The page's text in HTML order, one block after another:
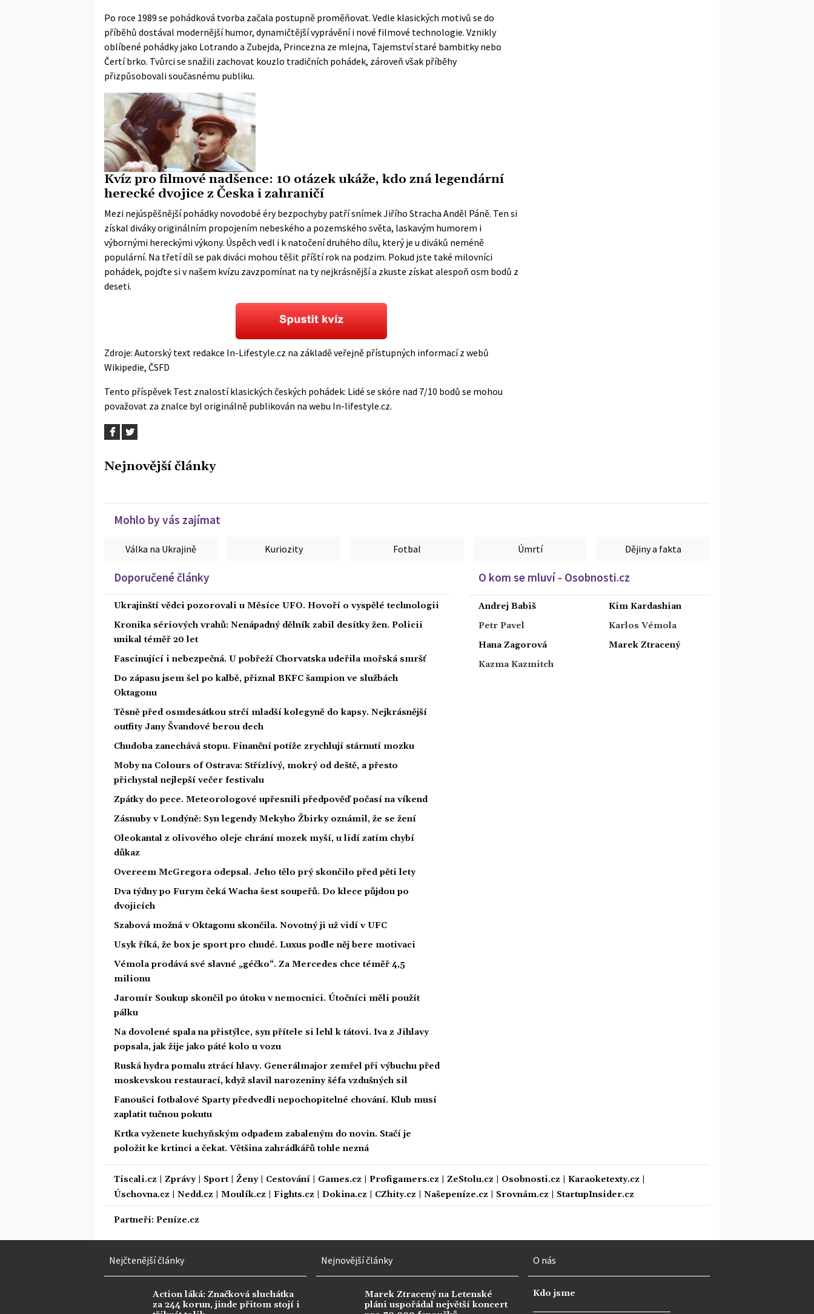
Po roce 1989 se pohádková tvorba začala postupně proměňovat. Vedle klasických motivů se do
příběhů dostával modernější humor, dynamičtější vyprávění i nové filmové technologie. Vznikly
oblíbené pohádky jako Lotrando a Zubejda, Princezna ze mlejna, Tajemství staré bambitky nebo
Čertí brko. Tvůrci se snažili zachovat kouzlo tradičních pohádek, zároveň však příběhy
přizpůsobovali současnému publiku.
Kvíz pro filmové nadšence: 10 otázek ukáže, kdo zná legendární
herecké dvojice z Česka i zahraničí
Mezi nejúspěšnější pohádky novodobé éry bezpochyby patří snímek Jiřího Stracha Anděl Páně. Ten si
získal diváky originálním propojením nebeského a pozemského světa, laskavým humorem i
výbornými hereckými výkony. Úspěch vedl i k natočení druhého dílu, který je u diváků neméně
populární. Na třetí díl se pak diváci mohou těšit příští rok na podzim. Pokud jste také milovníci
pohádek, pojďte si v našem kvízu zavzpomínat na ty nejkrásnější a zkuste získat alespoň osm bodů z
deseti.
Zdroje: Autorský text redakce In-Lifestyle.cz na základě veřejně přístupných informací z webů
Wikipedie, ČSFD
Tento příspěvek Test znalostí klasických českých pohádek: Lidé se skóre nad 7/10 bodů se mohou
považovat za znalce byl originálně publikován na webu In-lifestyle.cz.
Nejnovější články
Mohlo by vás zajímat
Válka na Ukrajině Kuriozity Fotbal Úmrtí Dějiny a fakta
Doporučené články
Ukrajinští vědci pozorovali u Měsíce UFO. Hovoří o vyspělé technologii
Kronika sériových vrahů: Nenápadný dělník zabil desítky žen. Policii
unikal téměř 20 let
Fascinující i nebezpečná. U pobřeží Chorvatska udeřila mořská smršť
Do zápasu jsem šel po kalbě, přiznal BKFC šampion ve službách
Oktagonu
Těsně před osmdesátkou strčí mladší kolegyně do kapsy. Nejkrásnější
outfity Jany Švandové berou dech
Chudoba zanechává stopu. Finanční potíže zrychlují stárnutí mozku
Moby na Colours of Ostrava: Střízlivý, mokrý od deště, a přesto
přichystal nejlepší večer festivalu
Zpátky do pece. Meteorologové upřesnili předpověď počasí na víkend
Zásnuby v Londýně: Syn legendy Mekyho Žbirky oznámil, že se žení
Oleokantal z olivového oleje chrání mozek myší, u lidí zatím chybí
důkaz
Overeem McGregora odepsal. Jeho tělo prý skončilo před pěti lety
Dva týdny po Furym čeká Wacha šest soupeřů. Do klece půjdou po
dvojicích
Szabová možná v Oktagonu skončila. Novotný ji už vidí v UFC
Usyk říká, že box je sport pro chudé. Luxus podle něj bere motivaci
Vémola prodává své slavné „géčko“. Za Mercedes chce téměř 4,5
milionu
Jaromír Soukup skončil po útoku v nemocnici. Útočníci měli použít
pálku
Na dovolené spala na přistýlce, syn přítele si lehl k tátovi. Iva z Jihlavy
popsala, jak žije jako páté kolo u vozu
Ruská hydra pomalu ztrácí hlavy. Generálmajor zemřel při výbuchu před
moskevskou restaurací, když slavil narozeniny šéfa vzdušných sil
Fanoušci fotbalové Sparty předvedli nepochopitelné chování. Klub musí
zaplatit tučnou pokutu
Krtka vyženete kuchyňským odpadem zabaleným do novin. Stačí je
položit ke krtinci a čekat. Většina zahrádkářů tohle nezná
O kom se mluví - Osobnosti.cz
Andrej Babiš
Petr Pavel
Hana Zagorová
Kazma Kazmitch
Kim Kardashian
Karlos Vémola
Marek Ztracený
Tiscali.cz Zprávy| Sport| Ženy| Cestování Games.cz Profigamers.cz ZeStolu.cz Osobnosti.cz Karaoketexty.cz
Úschovna.cz
Nedd.cz Moulík.cz Fights.cz Dokina.cz CZhity.cz Našepeníze.cz Srovnám.cz StartupInsider.cz
Partneři: Peníze.cz
Nejčtenější články
Action láká: Značková sluchátka
za 244 korun, jinde přitom stojí i
Nejnovější články
Marek Ztracený na Letenské
pláni uspořádal největší koncert
O nás
Kdo jsme